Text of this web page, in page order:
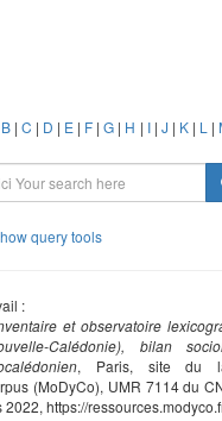
B |C | D | E | F |G | H | I| J | K| L |
query tools
:
et observatoire
Calédonie), bilan
, Paris, site du
(MoDyCo), UMR 7114 du
2022, https://